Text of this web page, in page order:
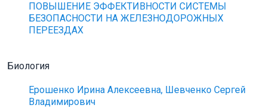
ПОВЫШЕНИЕ ЭФФЕКТИВНОСТИ СИСТЕМЫ
БЕЗОПАСНОСТИ НА ЖЕЛЕЗНОДОРОЖНЫХ
ПЕРЕЕЗДАХ
Биология
Ерошенко Ирина Алексеевна, Шевченко Сергей
Владимирович